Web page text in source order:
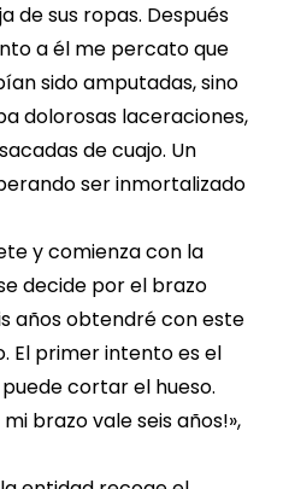
de sus ropas. Después
a él me percato que
sido amputadas, sino
dolorosas laceraciones,
de cuajo. Un
ser inmortalizado
y comienza con la
decide por el brazo
años obtendré con este
El primer intento es el
cortar el hueso.
mi brazo vale seis años!»,